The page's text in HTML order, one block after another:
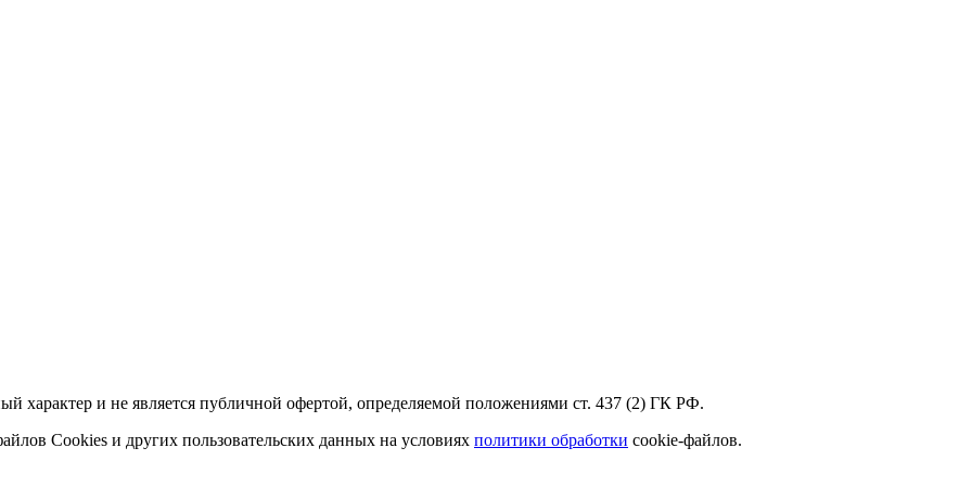
характер и не является публичной офертой, определяемой положениями ст. 437 (2) ГК РФ.
Cookies и других пользовательских данных на условиях политики обработки cookie-файлов.